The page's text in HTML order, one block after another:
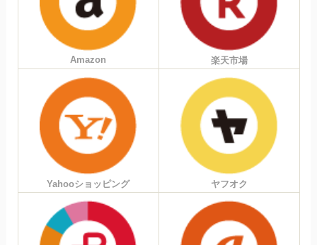
Amazon 楽天市場
Yahooショッピング ヤフオク